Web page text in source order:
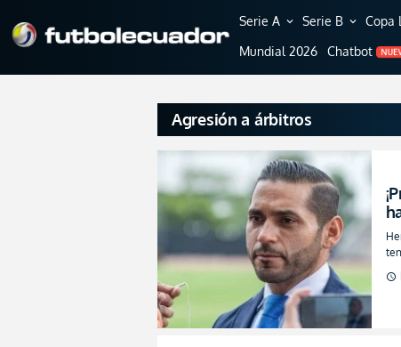
Serie A expand_more Serie B expand_more Copa
Mundial 2026 Chatbot
Agresión a árbitros
schedule